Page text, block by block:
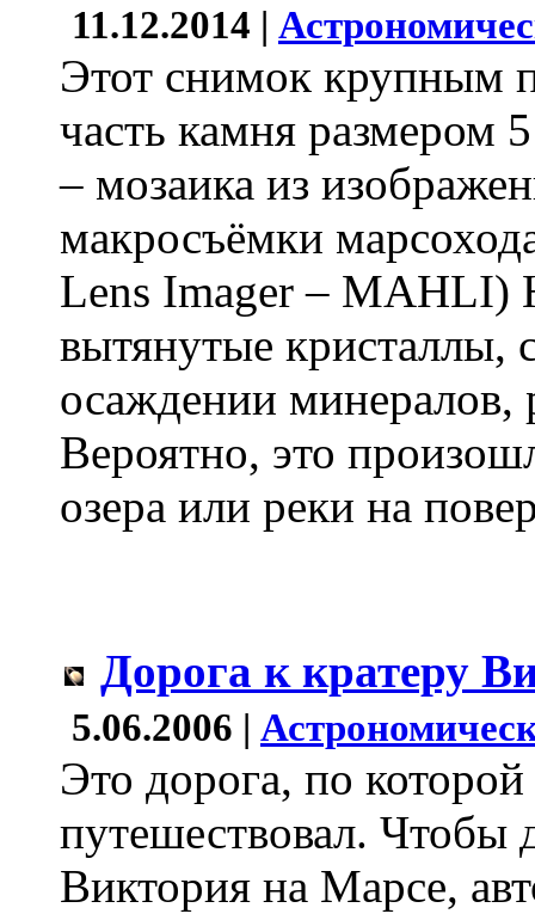
11.12.2014 |
Этот снимок крупным
часть камня размером
– мозаика из
макросъёмки
Lens Imager – MAHLI)
вытянутые кристаллы,
осаждении минералов,
Вероятно, это
озера или реки на
Дорога к кратеру
5.06.2006 |
Это дорога, по
путешествовал. Чтобы
Виктория на Марсе,